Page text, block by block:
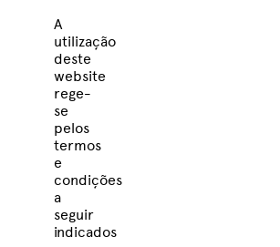
A
utilização
deste
website
rege-
se
pelos
termos
e
condições
a
seguir
indicados